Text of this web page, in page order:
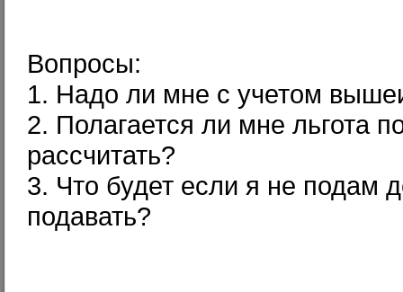
Вопросы:
1. Надо ли мне с учетом
2. Полагается ли мне льгота
рассчитать?
3. Что будет если я не подам
подавать?